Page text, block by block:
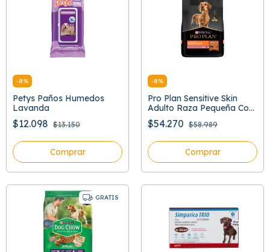
-8%
Petys Paños Humedos
Lavanda
$12.098 $13.150
Comprar
-8%
Pro Plan Sensitive Skin
Adulto Raza Pequeña Con
Optiderma
$54.270 $58.989
Comprar
GRATIS